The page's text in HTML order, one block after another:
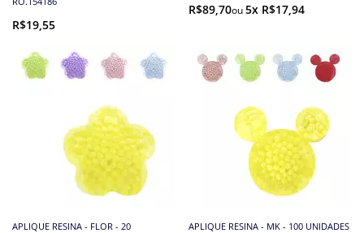
R$19,55
R$89,70 5x R$17,94
APLIQUE RESINA - FLOR - 20
APLIQUE RESINA - MK - 100 UNIDADES